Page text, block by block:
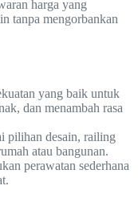
harga yang
tanpa mengorbankan
yang baik untuk
dan menambah rasa
pilihan desain, railing
atau bangunan.
perawatan sederhana